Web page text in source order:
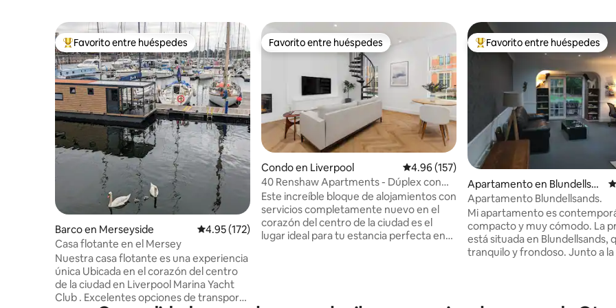
Favorito entre huéspedes preferido
Favorito entre huéspedes
Barco en Merseyside Calificación promedio: 4.95 de 5, 172 reseñas
4.95 (172)
Casa flotante en el Mersey
Nuestra casa flotante es una experiencia
única Ubicada en el corazón del centro
de la ciudad en Liverpool Marina Yacht
Club . Excelentes opciones de transporte
Favorito entre huéspedes
Favorito entre huéspedes
Condo en Liverpool Calificación promedio: 4.96 de 5, 157 reseñas
4.96 (157)
40 Renshaw Apartments - Dúplex con
capacidad para 2 personas en el centro
de la ciudad
Este increíble bloque de alojamientos con
servicios completamente nuevo en el
corazón del centro de la ciudad es el
lugar ideal para tu estancia perfecta en
Favorito entre huéspedes
Favorito entre huéspedes
Apartamento en Blundellsan
ds
Apartamento Blundellsands.
Mi apartamento es
compacto y muy cómodo. La
está situada en Blundellsands,
tranquilo y frondoso. Junto a la
25 minutos). Los Hombres de